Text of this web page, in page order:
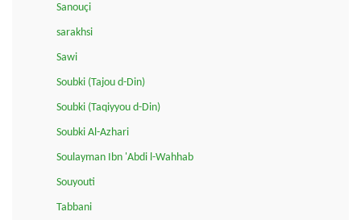
Sanouçi
sarakhsi
Sawi
Soubki (Tajou d-Din)
Soubki (Taqiyyou d-Din)
Soubki Al-Azhari
Soulayman Ibn 'Abdi l-Wahhab
Souyouti
Tabbani